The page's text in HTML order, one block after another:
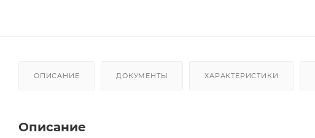
ОПИСАНИЕ ДОКУМЕНТЫ ХАРАКТЕРИСТИКИ
Описание